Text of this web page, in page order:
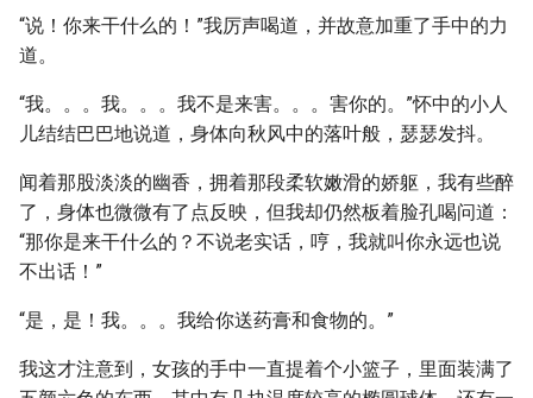
“说！你来干什么的！”我厉声喝道，并故意加重了手中的力
道。
“我。。。我。。。我不是来害。。。害你的。”怀中的小人
儿结结巴巴地说道，身体向秋风中的落叶般，瑟瑟发抖。
闻着那股淡淡的幽香，拥着那段柔软嫩滑的娇躯，我有些醉
了，身体也微微有了点反映，但我却仍然板着脸孔喝问道：
“那你是来干什么的？不说老实话，哼，我就叫你永远也说
不出话！”
“是，是！我。。。我给你送药膏和食物的。”
我这才注意到，女孩的手中一直提着个小篮子，里面装满了